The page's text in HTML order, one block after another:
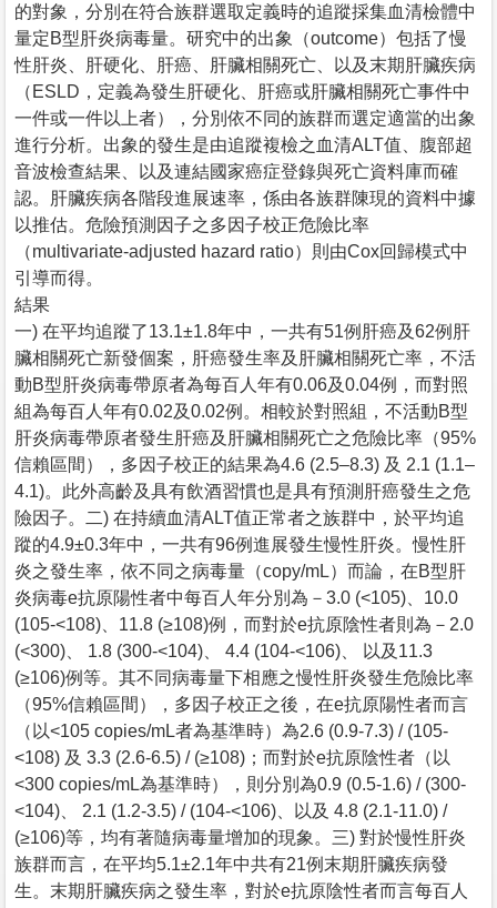
的對象，分別在符合族群選取定義時的追蹤採集血清檢體中
量定B型肝炎病毒量。研究中的出象（outcome）包括了慢
性肝炎、肝硬化、肝癌、肝臟相關死亡、以及末期肝臟疾病
（ESLD，定義為發生肝硬化、肝癌或肝臟相關死亡事件中
一件或一件以上者），分別依不同的族群而選定適當的出象
進行分析。出象的發生是由追蹤複檢之血清ALT值、腹部超
音波檢查結果、以及連結國家癌症登錄與死亡資料庫而確
認。肝臟疾病各階段進展速率，係由各族群陳現的資料中據
以推估。危險預測因子之多因子校正危險比率
（multivariate-adjusted hazard ratio）則由Cox回歸模式中
引導而得。
結果
一) 在平均追蹤了13.1±1.8年中，一共有51例肝癌及62例肝
臟相關死亡新發個案，肝癌發生率及肝臟相關死亡率，不活
動B型肝炎病毒帶原者為每百人年有0.06及0.04例，而對照
組為每百人年有0.02及0.02例。相較於對照組，不活動B型
肝炎病毒帶原者發生肝癌及肝臟相關死亡之危險比率（95%
信賴區間），多因子校正的結果為4.6 (2.5–8.3) 及 2.1 (1.1–
4.1)。此外高齡及具有飲酒習慣也是具有預測肝癌發生之危
險因子。二) 在持續血清ALT值正常者之族群中，於平均追
蹤的4.9±0.3年中，一共有96例進展發生慢性肝炎。慢性肝
炎之發生率，依不同之病毒量（copy/mL）而論，在B型肝
炎病毒e抗原陽性者中每百人年分別為－3.0 (<105)、10.0
(105-<108)、11.8 (≥108)例，而對於e抗原陰性者則為－2.0
(<300)、 1.8 (300-<104)、 4.4 (104-<106)、 以及11.3
(≥106)例等。其不同病毒量下相應之慢性肝炎發生危險比率
（95%信賴區間），多因子校正之後，在e抗原陽性者而言
（以<105 copies/mL者為基準時）為2.6 (0.9-7.3) / (105-
<108) 及 3.3 (2.6-6.5) / (≥108)；而對於e抗原陰性者（以
<300 copies/mL為基準時），則分別為0.9 (0.5-1.6) / (300-
<104)、 2.1 (1.2-3.5) / (104-<106)、以及 4.8 (2.1-11.0) /
(≥106)等，均有著隨病毒量增加的現象。三) 對於慢性肝炎
族群而言，在平均5.1±2.1年中共有21例末期肝臟疾病發
生。末期肝臟疾病之發生率，對於e抗原陰性者而言每百人